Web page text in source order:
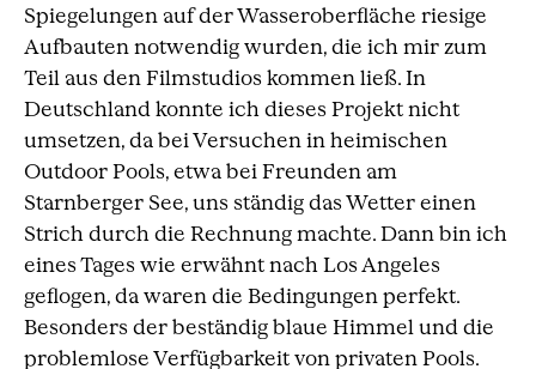
Spiegelungen auf der Wasseroberfläche riesige
Aufbauten notwendig wurden, die ich mir zum
Teil aus den Filmstudios kommen ließ. In
Deutschland konnte ich dieses Projekt nicht
umsetzen, da bei Versuchen in heimischen
Outdoor Pools, etwa bei Freunden am
Starnberger See, uns ständig das Wetter einen
Strich durch die Rechnung machte. Dann bin ich
eines Tages wie erwähnt nach Los Angeles
geflogen, da waren die Bedingungen perfekt.
Besonders der beständig blaue Himmel und die
problemlose Verfügbarkeit von privaten Pools.